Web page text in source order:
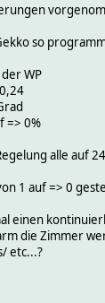
so
WP
=> 0%
alle auf
1 auf => 0
einen
die Zimmer
etc...?